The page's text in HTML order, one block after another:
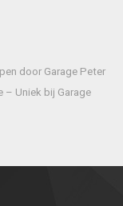
door Garage Peter
– Uniek bij Garage